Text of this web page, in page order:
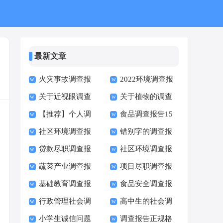
最新文章
火灾事故调查报
告（精选12篇）
2022环境调查报
告
关于近视眼调查
报告(15篇)
关于植物的调查
报告
【推荐】个人调
查报告
食品调查报告15
篇
社区环境调查报
告集合15篇
错别字的调查报
告通用15篇
贷款尽职调查报
告
社区环境调查报
告（精选16篇）
蔬菜产业调查报
告
项目尽职调查报
告7篇
基础教育调查报
告范文
食品安全调查报
告【热】
行政管理社会调
查报告范文
高中生的社会调
查报告
小学生诚信问题 调查报告正规格